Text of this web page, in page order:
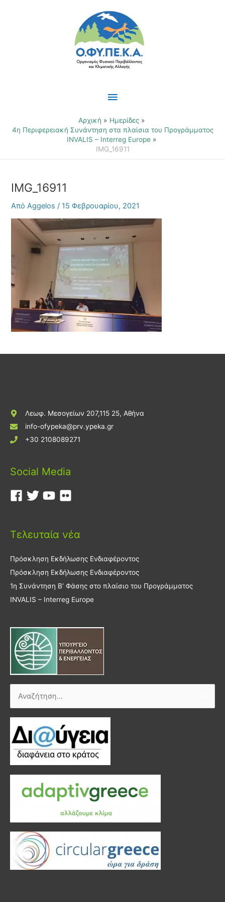
Κύριο
Μενού
Αρχική
Ημερίδες
4η Περιφερειακή Συνάντηση στα πλαίσια του Προγράμματος
INVALIS – Interreg Europe
IMG_16911
IMG_16911
ΑπόAggelos/15 Φεβρουαρίου, 2021
Λεωφ. Μεσογείων 207,115 25, Αθήνα
info-ofypeka@prv.ypeka.gr
+30 2108089271
Social Media
Τελευταία νέα
Πρόσκληση Εκδήλωσης Ενδιαφέροντος
Πρόσκληση Εκδήλωσης Ενδιαφέροντος
1η Συνάντηση Β’ Φάσης στο πλαίσιο του Προγράμματος
INVALIS – Interreg Europe
Αναζήτηση